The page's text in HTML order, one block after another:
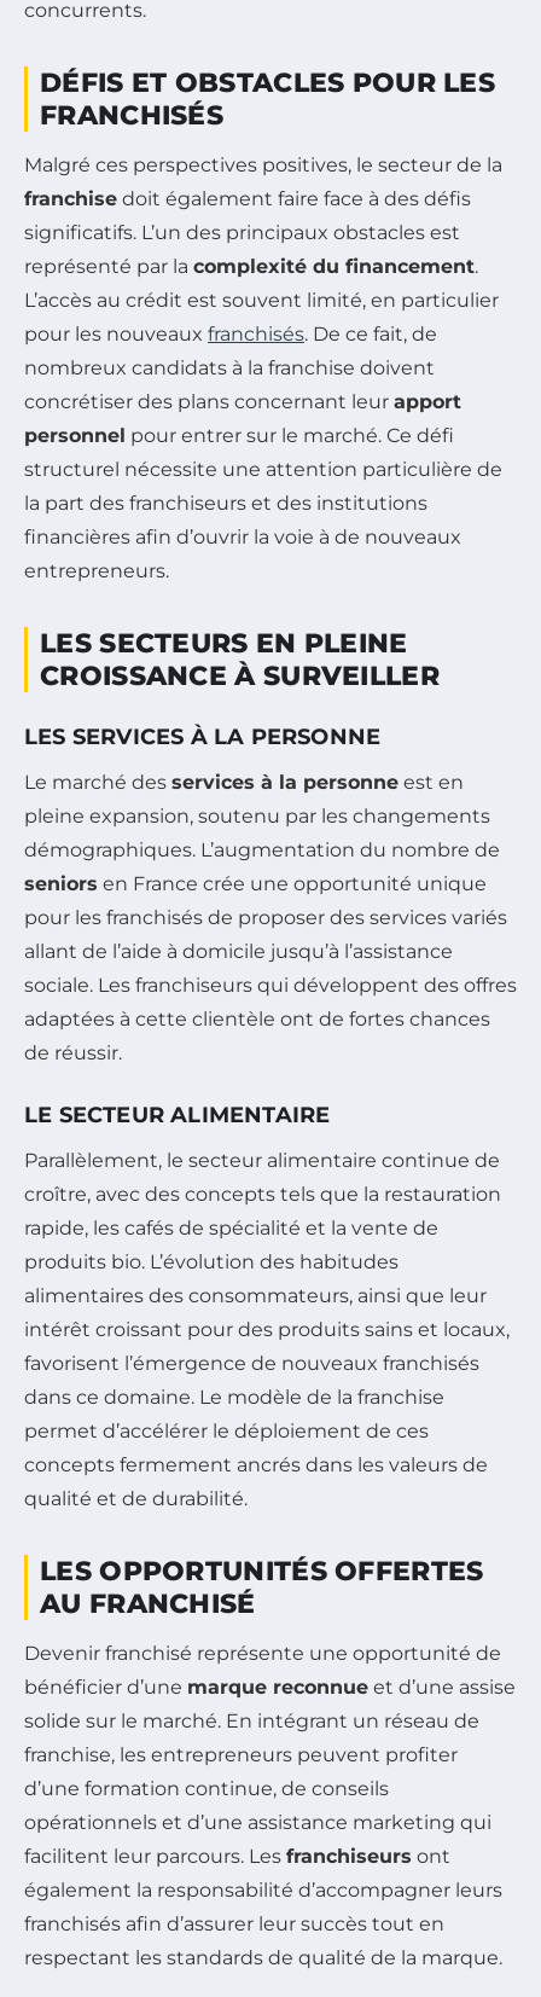
concurrents.
DÉFIS ET OBSTACLES POUR LES
FRANCHISÉS
Malgré ces perspectives positives, le secteur de la
franchise doit également faire face à des défis
significatifs. L’un des principaux obstacles est
représenté par la complexité du financement.
L’accès au crédit est souvent limité, en particulier
pour les nouveaux franchisés. De ce fait, de
nombreux candidats à la franchise doivent
concrétiser des plans concernant leur apport
personnel pour entrer sur le marché. Ce défi
structurel nécessite une attention particulière de
la part des franchiseurs et des institutions
financières afin d’ouvrir la voie à de nouveaux
entrepreneurs.
LES SECTEURS EN PLEINE
CROISSANCE À SURVEILLER
LES SERVICES À LA PERSONNE
Le marché des services à la personne est en
pleine expansion, soutenu par les changements
démographiques. L’augmentation du nombre de
seniors en France crée une opportunité unique
pour les franchisés de proposer des services variés
allant de l’aide à domicile jusqu’à l’assistance
sociale. Les franchiseurs qui développent des offres
adaptées à cette clientèle ont de fortes chances
de réussir.
LE SECTEUR ALIMENTAIRE
Parallèlement, le secteur alimentaire continue de
croître, avec des concepts tels que la restauration
rapide, les cafés de spécialité et la vente de
produits bio. L’évolution des habitudes
alimentaires des consommateurs, ainsi que leur
intérêt croissant pour des produits sains et locaux,
favorisent l’émergence de nouveaux franchisés
dans ce domaine. Le modèle de la franchise
permet d’accélérer le déploiement de ces
concepts fermement ancrés dans les valeurs de
qualité et de durabilité.
LES OPPORTUNITÉS OFFERTES
AU FRANCHISÉ
Devenir franchisé représente une opportunité de
bénéficier d’une marque reconnue et d’une assise
solide sur le marché. En intégrant un réseau de
franchise, les entrepreneurs peuvent profiter
d’une formation continue, de conseils
opérationnels et d’une assistance marketing qui
facilitent leur parcours. Les franchiseurs ont
également la responsabilité d’accompagner leurs
franchisés afin d’assurer leur succès tout en
respectant les standards de qualité de la marque.